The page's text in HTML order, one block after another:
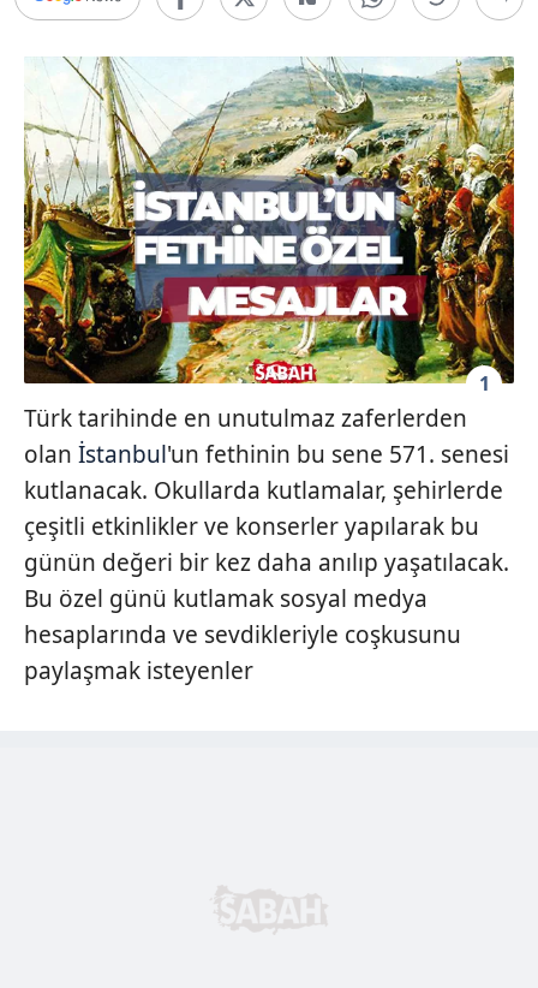
1
Türk tarihinde en unutulmaz zaferlerden
olan İstanbul'un fethinin bu sene 571. senesi
kutlanacak. Okullarda kutlamalar, şehirlerde
çeşitli etkinlikler ve konserler yapılarak bu
günün değeri bir kez daha anılıp yaşatılacak.
Bu özel günü kutlamak sosyal medya
hesaplarında ve sevdikleriyle coşkusunu
paylaşmak isteyenler